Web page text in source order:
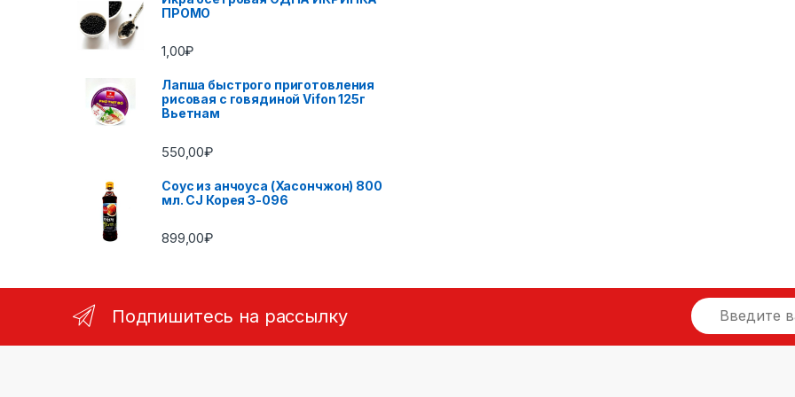
ПРОМО
1,00₽
Лапша быстрого приготовления
рисовая с говядиной Vifon 125г
Вьетнам
550,00₽
Соус из анчоуса (Хасончжон) 800
мл. CJ Корея 3-096
899,00₽
Подпишитесь на рассылку